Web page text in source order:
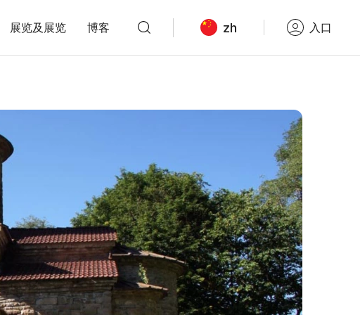
展览及展览 博客 zh 入口